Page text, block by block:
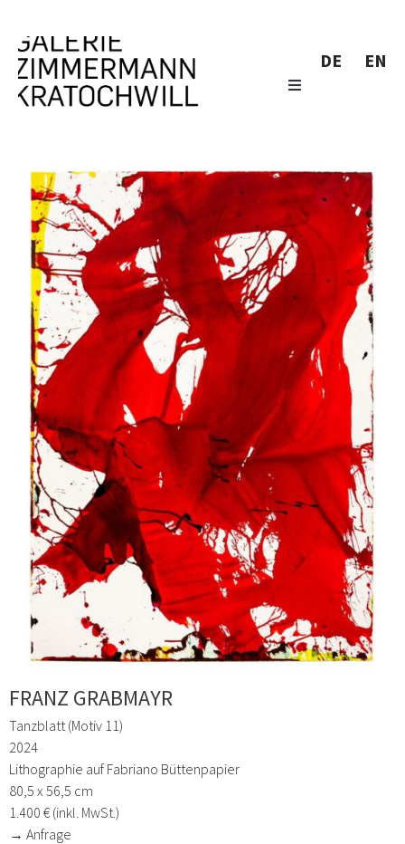
DE EN
FRANZ GRABMAYR
Tanzblatt (Motiv 11)
2024
Lithographie auf Fabriano Büttenpapier
80,5 x 56,5 cm
1.400 € (inkl. MwSt.)
→ Anfrage